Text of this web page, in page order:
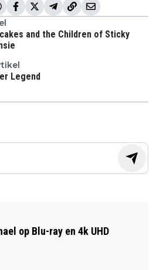
and the Children of Sticky
Legend
op Blu-ray en 4k UHD